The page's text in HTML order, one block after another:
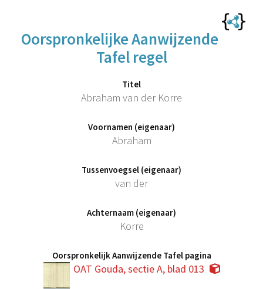
Oorspronkelijke Aanwijzende
Tafel regel
Titel
Abraham van der Korre
Voornamen (eigenaar)
Abraham
Tussenvoegsel (eigenaar)
van der
Achternaam (eigenaar)
Korre
Oorspronkelijk Aanwijzende Tafel pagina
OAT Gouda, sectie A, blad 013